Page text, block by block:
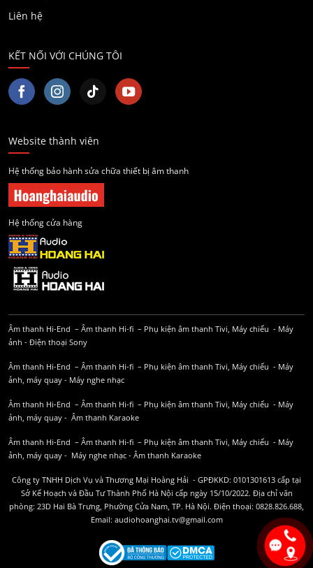
Liên hệ
KẾT NỐI VỚI CHÚNG TÔI
Website thành viên
Hệ thống bảo hành sửa chữa thiết bị âm thanh
Hệ thống cửa hàng
Âm thanh Hi-End – Âm thanh Hi-fi – Phụ kiện âm thanh Tivi, Máy chiếu - Máy
ảnh - Điện thoại Sony
Âm thanh Hi-End – Âm thanh Hi-fi – Phụ kiện âm thanh Tivi, Máy chiếu - Máy
ảnh, máy quay - Máy nghe nhạc
Âm thanh Hi-End – Âm thanh Hi-fi – Phụ kiện âm thanh Tivi, Máy chiếu - Máy
ảnh, máy quay - Âm thanh Karaoke
Âm thanh Hi-End – Âm thanh Hi-fi – Phụ kiện âm thanh Tivi, Máy chiếu - Máy
ảnh, máy quay - Máy nghe nhạc - Âm thanh Karaoke
Công ty TNHH Dịch Vụ và Thương Mại Hoàng Hải - GPĐKKD: 0101301613 cấp tại
Sở Kế Hoạch và Đầu Tư Thành Phố Hà Nội cấp ngày 15/10/2022. Địa chỉ văn
phòng: 23D Hai Bà Trưng, Phường Cửa Nam, TP. Hà Nội. Điện thoại: 0828.826.688,
Email: audiohoanghai.tv@gmail.com